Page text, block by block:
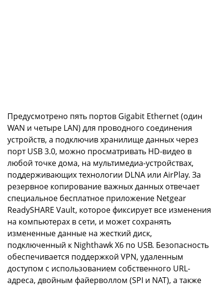
Предусмотрено пять портов Gigabit Ethernet (один
WAN и четыре LAN) для проводного соединения
устройств, а подключив хранилище данных через
порт USB 3.0, можно просматривать HD-видео в
любой точке дома, на мультимедиа-устройствах,
поддерживающих технологии DLNA или AirPlay. За
резервное копирование важных данных отвечает
специальное бесплатное приложение Netgear
ReadySHARE Vault, которое фиксирует все изменения
на компьютерах в сети, и может сохранять
измененные данные на жесткий диск,
подключенный к Nighthawk X6 по USB. Безопасность
обеспечивается поддержкой VPN, удаленным
доступом с использованием собственного URL-
адреса, двойным файерволлом (SPI и NAT), а также